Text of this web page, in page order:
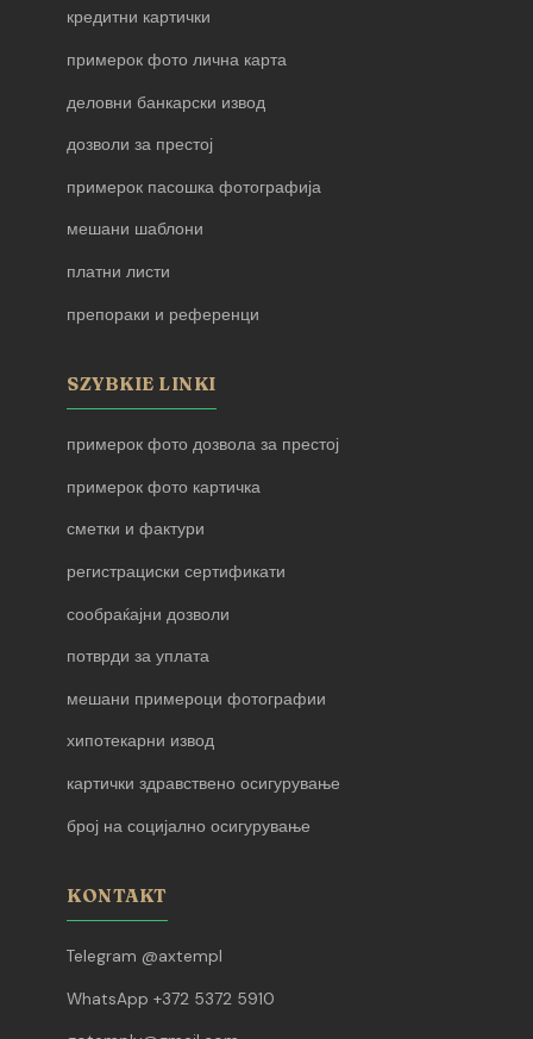
кредитни картички
примерок фото лична карта
деловни банкарски извод
дозволи за престој
примерок пасошка фотографија
мешани шаблони
платни листи
препораки и референци
SZYBKIE LINKI
примерок фото дозвола за престој
примерок фото картичка
сметки и фактури
регистрациски сертификати
сообраќајни дозволи
потврди за уплата
мешани примероци фотографии
хипотекарни извод
картички здравствено осигурување
број на социјално осигурување
KONTAKT
Telegram @axtempl
WhatsApp +372 5372 5910